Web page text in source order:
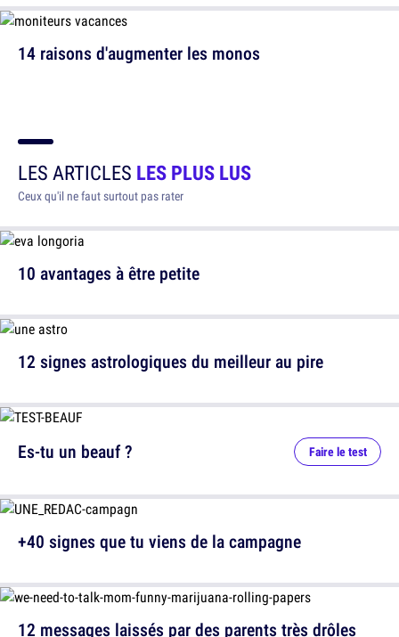
14 raisons d'augmenter les monos
LES ARTICLES LES PLUS LUS
Ceux qu'il ne faut surtout pas rater
10 avantages à être petite
12 signes astrologiques du meilleur au pire
12 messages laissés par des parents très drôles
Es-tu un beauf ? Faire le test
+40 signes que tu viens de la campagne